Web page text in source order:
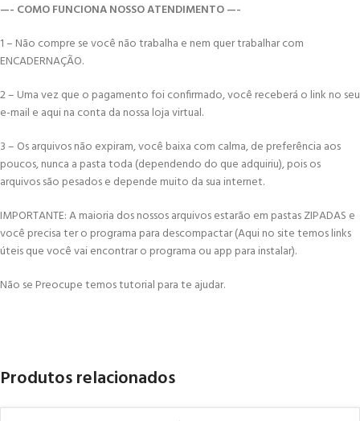
—- COMO FUNCIONA NOSSO ATENDIMENTO —-
1 – Não compre se você não trabalha e nem quer trabalhar com
ENCADERNAÇÃO.
2 – Uma vez que o pagamento foi confirmado, você receberá o link no seu
e-mail e aqui na conta da nossa loja virtual.
3 – Os arquivos não expiram, você baixa com calma, de preferência aos
poucos, nunca a pasta toda (dependendo do que adquiriu), pois os
arquivos são pesados e depende muito da sua internet.
IMPORTANTE: A maioria dos nossos arquivos estarão em pastas ZIPADAS e
você precisa ter o programa para descompactar (Aqui no site temos links
úteis que você vai encontrar o programa ou app para instalar).
Não se Preocupe temos tutorial para te ajudar.
Produtos relacionados